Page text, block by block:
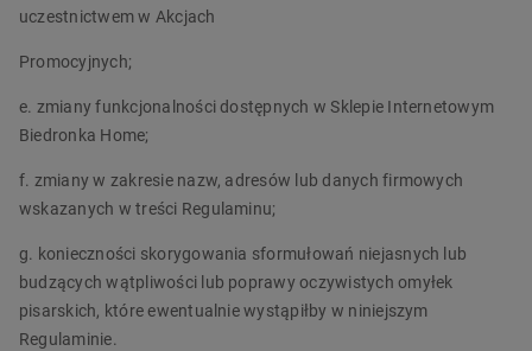
uczestnictwem w Akcjach
Promocyjnych;
e. zmiany funkcjonalności dostępnych w Sklepie Internetowym
Biedronka Home;
f. zmiany w zakresie nazw, adresów lub danych firmowych
wskazanych w treści Regulaminu;
g. konieczności skorygowania sformułowań niejasnych lub
budzących wątpliwości lub poprawy oczywistych omyłek
pisarskich, które ewentualnie wystąpiłby w niniejszym
Regulaminie.